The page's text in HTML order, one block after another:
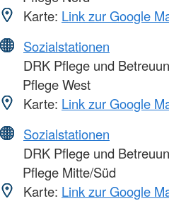
Karte: Link zur Google
Sozialstationen
DRK Pflege und
Pflege West
Karte: Link zur Google
Sozialstationen
DRK Pflege und
Pflege Mitte/Süd
Karte: Link zur Google